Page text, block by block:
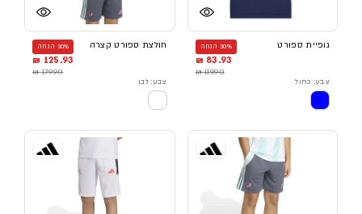
גופיית ספורט 30% הנחה
83.93 ₪
119.90 ₪
צבע: כחול
חולצת ספורט קצרה 30% הנחה
125.93 ₪
179.90 ₪
צבע: לבן